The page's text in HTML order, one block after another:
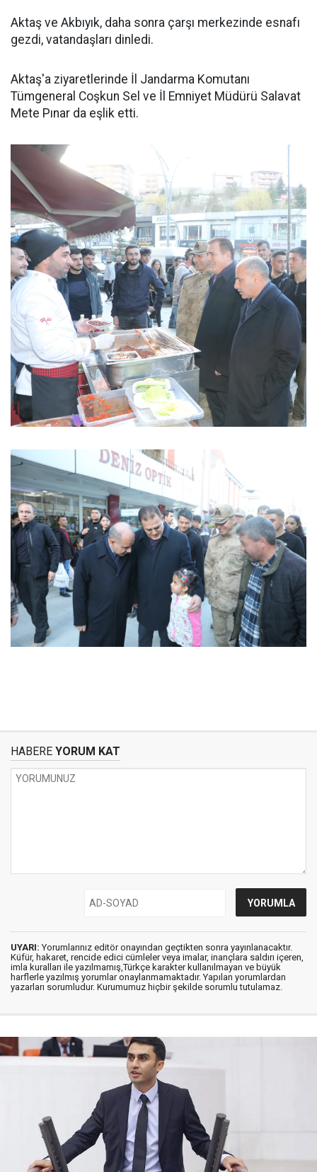
Aktaş ve Akbıyık, daha sonra çarşı merkezinde esnafı
gezdi, vatandaşları dinledi.
Aktaş'a ziyaretlerinde İl Jandarma Komutanı
Tümgeneral Coşkun Sel ve İl Emniyet Müdürü Salavat
Mete Pınar da eşlik etti.
HABERE YORUM KAT
UYARI: Yorumlarınız editör onayından geçtikten sonra yayınlanacaktır.
Küfür, hakaret, rencide edici cümleler veya imalar, inançlara saldırı içeren,
imla kuralları ile yazılmamış,Türkçe karakter kullanılmayan ve büyük
harflerle yazılmış yorumlar onaylanmamaktadır. Yapılan yorumlardan
yazarları sorumludur. Kurumumuz hiçbir şekilde sorumlu tutulamaz.